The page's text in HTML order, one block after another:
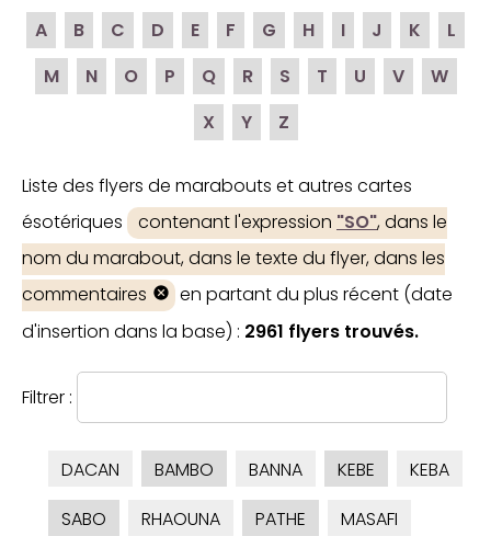
A B C D E F G H I J K
L
M
N O P Q R S T U V
W
X
Y Z
Liste des flyers de marabouts et autres cartes
ésotériques
contenant l'expression "SO", dans le
nom du marabout, dans le texte du flyer, dans les
commentaires
en partant du plus récent (date
d'insertion dans la base) : 2961 flyers trouvés.
Filtrer :
DACAN BAMBO BANNA KEBE
KEBA
SABO
RHAOUNA PATHE
MASAFI